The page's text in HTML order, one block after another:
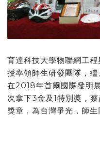
育達科技大學物聯網工
授率領師生研發團隊，
在2018年首爾國際發明
次拿下3金及1特別獎，
獎章，為台灣爭光，師生